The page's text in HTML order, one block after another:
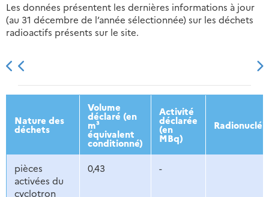
Les données présentent les dernières informations à jour
(au 31 décembre de l’année sélectionnée) sur les déchets
radioactifs présents sur le site.
2013 2014 2015 2016
Nature des
déchets
Volume
déclaré (en
m³
équivalent
conditionné)
Activité
déclarée
(en
MBq)
pièces
activées du
cyclotron
0,43 -